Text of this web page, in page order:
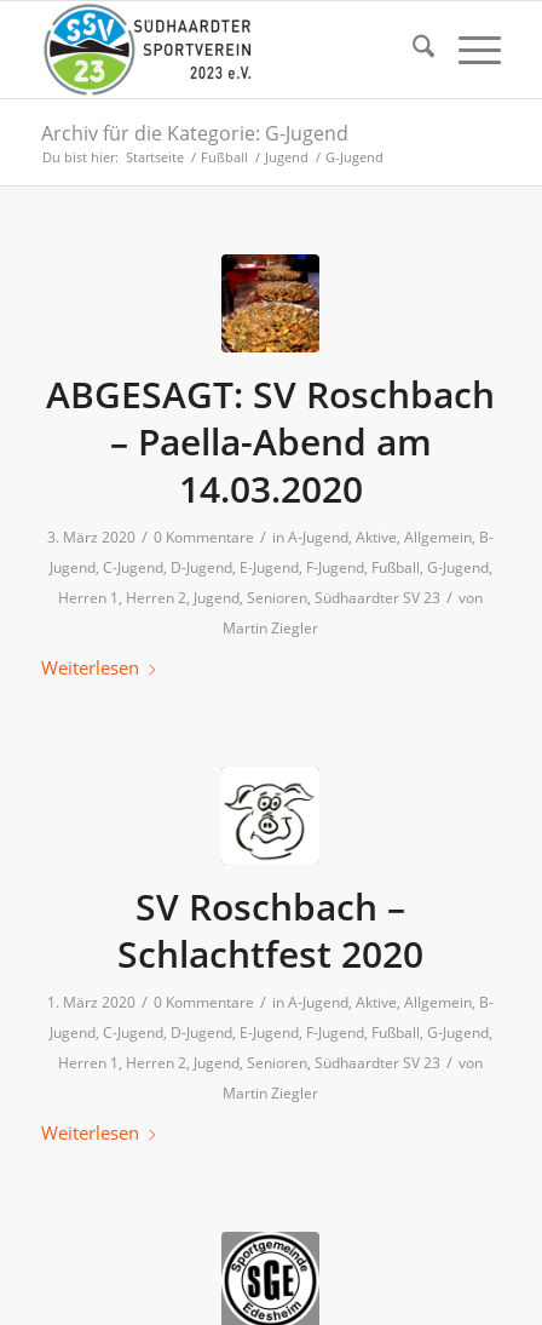
Archiv für die Kategorie: G-Jugend
Du bist hier: Startseite / Fußball / Jugend / G-Jugend
ABGESAGT: SV Roschbach
– Paella-Abend am
14.03.2020
3. März 2020 / 0 Kommentare / inA-Jugend,Aktive,Allgemein, B-
Jugend, C-Jugend, D-Jugend, E-Jugend, F-Jugend, Fußball, G-Jugend,
Herren 1 , Herren 2, Jugend,Senioren,Südhaardter SV 23 / von
Martin Ziegler
Weiterlesen
SV Roschbach –
Schlachtfest 2020
1. März 2020 / 0 Kommentare / inA-Jugend,Aktive,Allgemein, B-
Jugend, C-Jugend, D-Jugend, E-Jugend, F-Jugend, Fußball, G-Jugend,
Herren 1 , Herren 2, Jugend,Senioren,Südhaardter SV 23 / von
Martin Ziegler
Weiterlesen